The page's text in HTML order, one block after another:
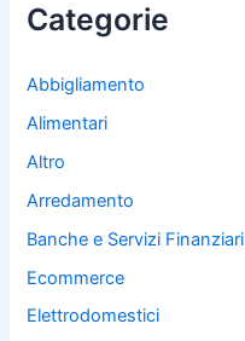
Categorie
Abbigliamento
Alimentari
Altro
Arredamento
Banche e Servizi Finanziari
Ecommerce
Elettrodomestici